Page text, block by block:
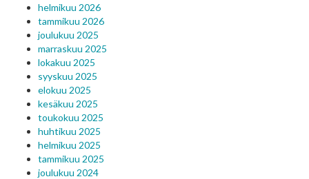
helmikuu 2026
tammikuu 2026
joulukuu 2025
marraskuu 2025
lokakuu 2025
syyskuu 2025
elokuu 2025
kesäkuu 2025
toukokuu 2025
huhtikuu 2025
helmikuu 2025
tammikuu 2025
joulukuu 2024